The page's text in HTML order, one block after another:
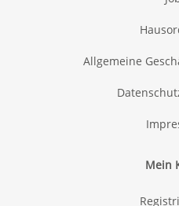
Allgemeine
Mein